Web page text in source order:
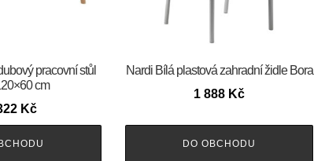
pracovní stůl
cm
Kč
Nardi Bílá plastová zahradní židle Bora
1 888 Kč
DO OBCHODU